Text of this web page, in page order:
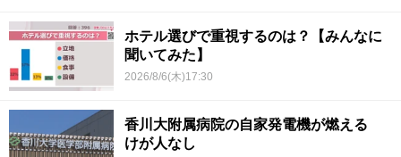
ホテル選びで重視するのは？【みんなに
聞いてみた】
2026/8/6(木)17:30
香川大附属病院の自家発電機が燃える
けが人なし